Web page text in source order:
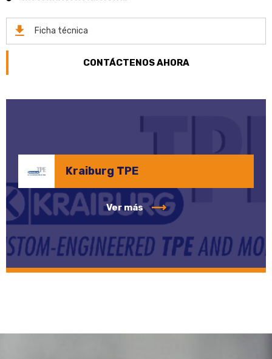
Ficha técnica
CONTÁCTENOS AHORA
Kraiburg TPE
Kraiburg TPE
Ver más